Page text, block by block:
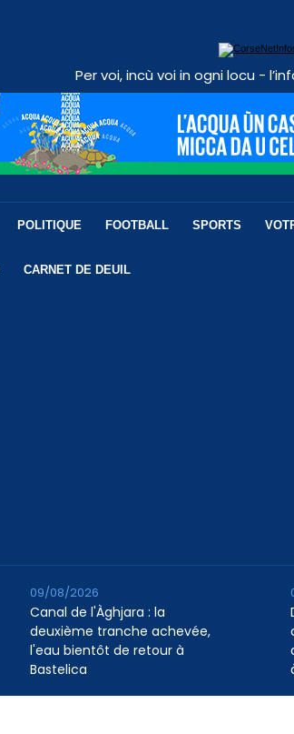
Per voi, incù voi in ogni locu -
POLITIQUE FOOTBALL SPORTS
CARNET DE DEUIL
Canal de l'Àghjara : la
deuxième tranche achevée,
l'eau bientôt de retour à
Bastelica
09/08/2026